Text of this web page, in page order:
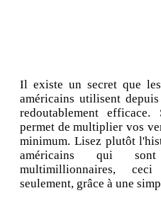
Il existe un secret que
américains utilisent
redoutablement
permet de multiplier vos
minimum. Lisez plutôt
américains qui
multimillionnaires,
seulement, grâce à une